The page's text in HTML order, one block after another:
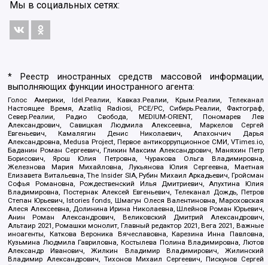
Мы в социальных сетях:
* Реестр иностранных средств массовой информации,
выполняющих функции иностранного агента:
Голос Америки, Idel.Реалии, Кавказ.Реалии, Крым.Реалии, Телеканал
Настоящее Время, Azatliq Radiosi, PCE/PC, Сибирь.Реалии, Фактограф,
Север.Реалии, Радио Свобода, MEDIUM-ORIENT, Пономарев Лев
Александрович, Савицкая Людмила Алексеевна, Маркелов Сергей
Евгеньевич, Камалягин Денис Николаевич, Апахончич Дарья
Александровна, Medusa Project, Первое антикоррупционное СМИ, VTimes.io,
Баданин Роман Сергеевич, Гликин Максим Александрович, Маняхин Петр
Борисович, Ярош Юлия Петровна, Чуракова Ольга Владимировна,
Железнова Мария Михайловна, Лукьянова Юлия Сергеевна, Маетная
Елизавета Витальевна, The Insider SIA, Рубин Михаил Аркадьевич, Гройсман
Софья Романовна, Рождественский Илья Дмитриевич, Апухтина Юлия
Владимировна, Постернак Алексей Евгеньевич, Телеканал Дождь, Петров
Степан Юрьевич, Istories fonds, Шмагун Олеся Валентиновна, Мароховская
Алеся Алексеевна, Долинина Ирина Николаевна, Шлейнов Роман Юрьевич,
Анин Роман Александрович, Великовский Дмитрий Александрович,
Альтаир 2021, Ромашки монолит, Главный редактор 2021, Вега 2021, Важные
иноагенты, Каткова Вероника Вячеславовна, Карезина Инна Павловна,
Кузьмина Людмила Гавриловна, Костылева Полина Владимировна, Лютов
Александр Иванович, Жилкин Владимир Владимирович, Жилинский
Владимир Александрович, Тихонов Михаил Сергеевич, Пискунов Сергей